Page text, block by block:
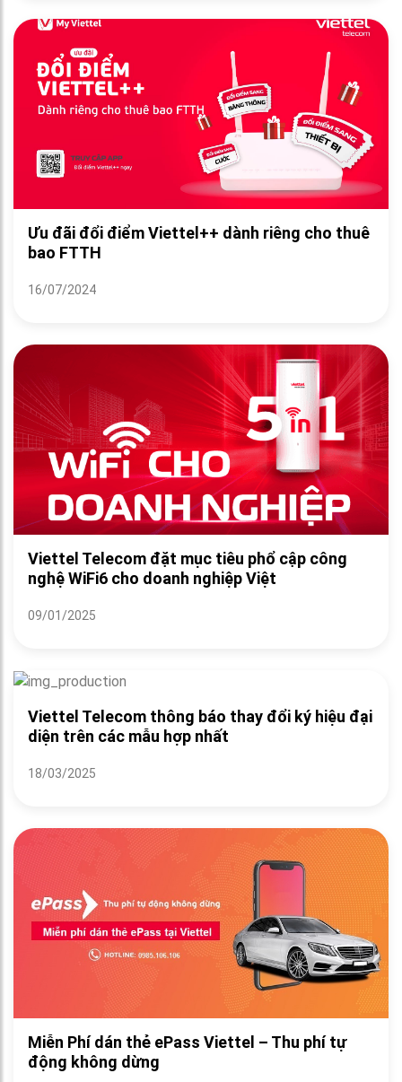
Ưu đãi đổi điểm Viettel++ dành riêng cho thuê
bao FTTH
16/07/2024
Viettel Telecom đặt mục tiêu phổ cập công
nghệ WiFi6 cho doanh nghiệp Việt
09/01/2025
Viettel Telecom thông báo thay đổi ký hiệu đại
diện trên các mẫu hợp nhất
18/03/2025
Miễn Phí dán thẻ ePass Viettel – Thu phí tự
động không dừng